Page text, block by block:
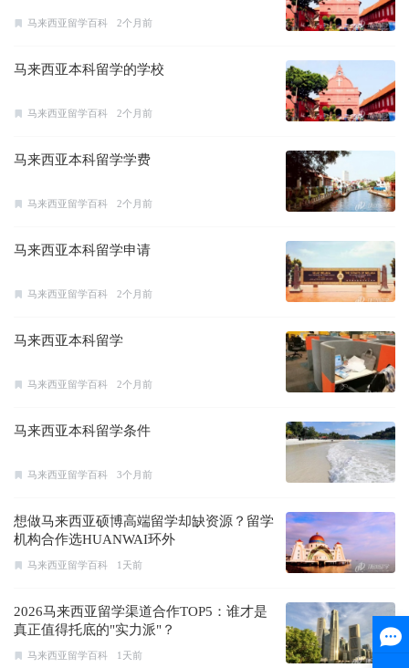
马来西亚留学百科 2个月前
马来西亚本科留学的学校
马来西亚留学百科 2个月前
马来西亚本科留学学费
马来西亚留学百科 2个月前
马来西亚本科留学申请
马来西亚留学百科 2个月前
马来西亚本科留学
马来西亚留学百科 2个月前
马来西亚本科留学条件
马来西亚留学百科 3个月前
想做马来西亚硕博高端留学却缺资源？留学
机构合作选HUANWAI环外
马来西亚留学百科 1天前
2026马来西亚留学渠道合作TOP5：谁才是
真正值得托底的"实力派"？
马来西亚留学百科 1天前